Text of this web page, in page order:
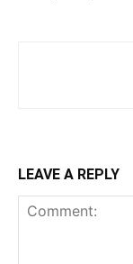
LEAVE A REPLY